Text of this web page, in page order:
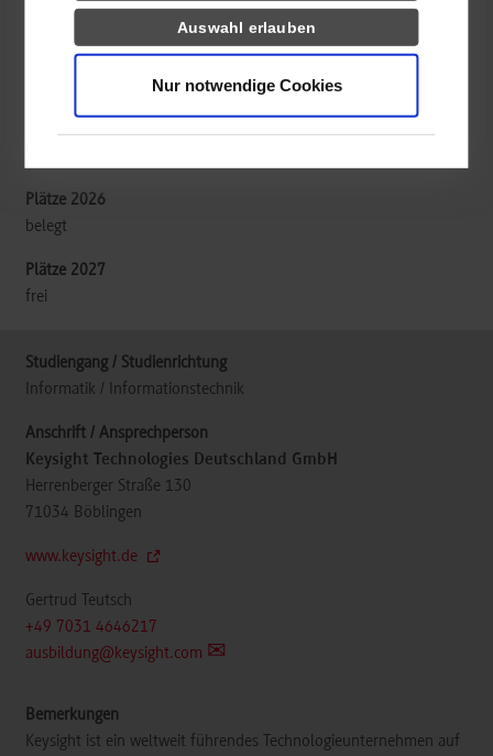
Auswahl erlauben
Nur notwendige Cookies
Keysight ist ein weltweit führendes Technologieunternehmen auf
belegt
frei
Informatik / Informationstechnik
Keysight Technologies Deutschland GmbH
Herrenberger Straße 130
71034 Böblingen
www.keysight.de
Gertrud Teutsch
+49 7031 4646217
ausbildung@keysight.com
Keysight ist ein weltweit führendes Technologieunternehmen auf